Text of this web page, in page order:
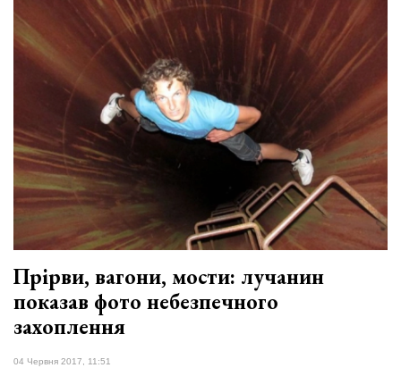
Прірви, вагони, мости: лучанин
показав фото небезпечного
захоплення
04 Червня 2017, 11:51